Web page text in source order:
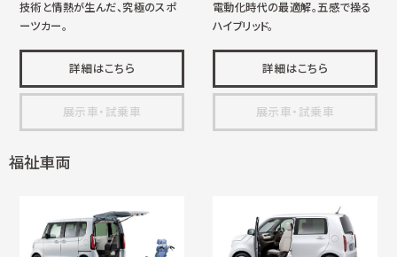
技術と情熱が生んだ、究極のスポ
ーツカー。
詳細はこちら
展示車・試乗車
電動化時代の最適解。五感で操る
ハイブリッド。
詳細はこちら
展示車・試乗車
福祉車両